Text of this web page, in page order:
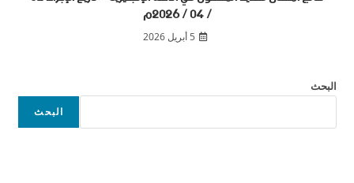
/ 04 / 2026م
5 أبريل 2026
البحث
البحث